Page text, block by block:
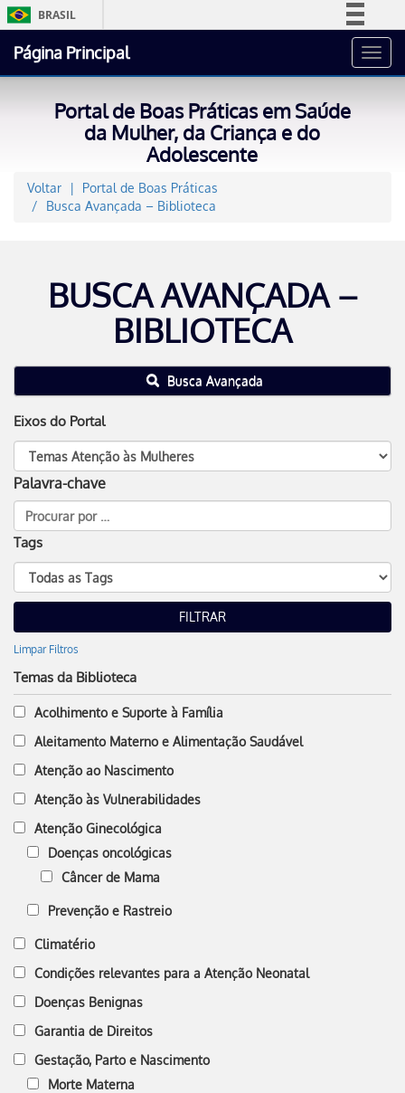
BRASIL
Acesso à informação
Página Principal
Portal de Boas Práticas em Saúde
da Mulher, da Criança e do
Adolescente
Voltar
Portal de Boas Práticas
Busca Avançada – Biblioteca
BUSCA AVANÇADA –
BIBLIOTECA
Busca Avançada
Eixos do Portal
Palavra-chave
Tags
Limpar Filtros
Temas da Biblioteca
Acolhimento e Suporte à Família
Aleitamento Materno e Alimentação Saudável
Atenção ao Nascimento
Atenção às Vulnerabilidades
Atenção Ginecológica
Doenças oncológicas
Câncer de Mama
Prevenção e Rastreio
Climatério
Condições relevantes para a Atenção Neonatal
Doenças Benignas
Garantia de Direitos
Gestação, Parto e Nascimento
Morte Materna